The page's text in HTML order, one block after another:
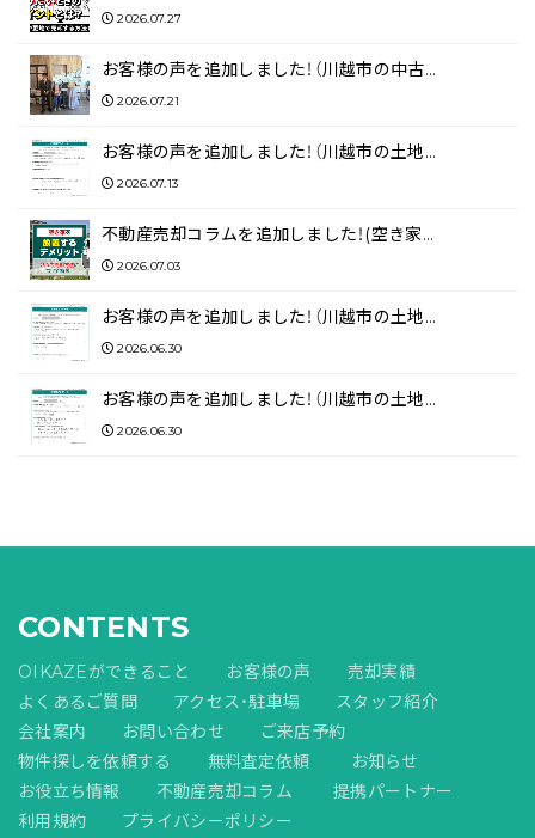
2026.07.27
お客様の声を追加しました！（川越市の中古…
2026.07.21
お客様の声を追加しました！（川越市の土地…
2026.07.13
不動産売却コラムを追加しました！(空き家…
2026.07.03
お客様の声を追加しました！（川越市の土地…
2026.06.30
お客様の声を追加しました！（川越市の土地…
2026.06.30
CONTENTS
OIKAZEができること お客様の声
売却実績
よくあるご質問
アクセス・駐車場
スタッフ紹介
会社案内
お問い合わせ
ご来店予約
物件探しを依頼する
無料査定依頼
お知らせ
お役立ち情報
不動産売却コラム
提携パートナー
利用規約
プライバシーポリシー